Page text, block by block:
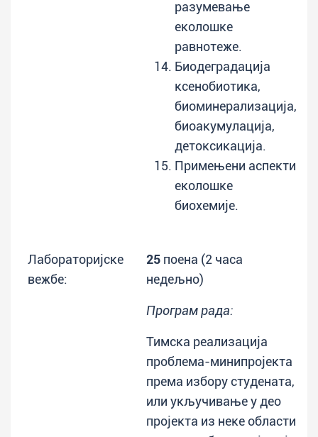
разумевање
еколошке
равнотеже.
Биодеградација
ксенобиотика,
биоминерализација,
биоакумулација,
детоксикација.
Примењени аспекти
еколошке
биохемије.
Лабораторијске
вежбе:
25 поена (2 часа
недељно)
Програм рада:
Тимска реализација
проблема-минипројекта
према избору студената,
или укључивање у део
пројекта из неке области